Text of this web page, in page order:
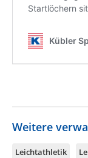
Weitere
Leichtathletik